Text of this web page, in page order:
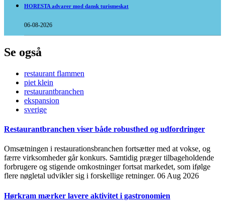
HORESTA advarer mod dansk turismeskat
06-08-2026
Se også
restaurant flammen
piet klein
restaurantbranchen
ekspansion
sverige
Restaurantbranchen viser både robusthed og udfordringer
Omsætningen i restaurationsbranchen fortsætter med at vokse, og
færre virksomheder går konkurs. Samtidig præger tilbageholdende
forbrugere og stigende omkostninger fortsat markedet, som ifølge
flere nøgletal udvikler sig i forskellige retninger. 06 Aug 2026
Hørkram mærker lavere aktivitet i gastronomien